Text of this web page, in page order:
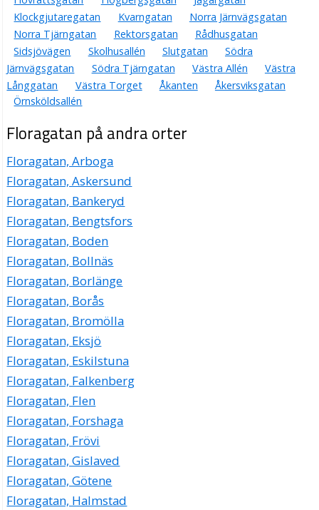
Klockgjutaregatan
Kvarngatan
Norra Järnvägsgatan
Norra Tjärngatan
Rektorsgatan
Rådhusgatan
Sidsjövägen
Skolhusallén Slutgatan
Södra
Järnvägsgatan
Södra Tjärngatan Västra Allén
Västra
Långgatan
Västra Torget Åkanten
Åkersviksgatan
Örnsköldsallén
Floragatan på andra orter
Floragatan, Arboga
Floragatan, Askersund
Floragatan, Bankeryd
Floragatan, Bengtsfors
Floragatan, Boden
Floragatan, Bollnäs
Floragatan, Borlänge
Floragatan, Borås
Floragatan, Bromölla
Floragatan, Eksjö
Floragatan, Eskilstuna
Floragatan, Falkenberg
Floragatan, Flen
Floragatan, Forshaga
Floragatan, Frövi
Floragatan, Gislaved
Floragatan, Götene
Floragatan, Halmstad